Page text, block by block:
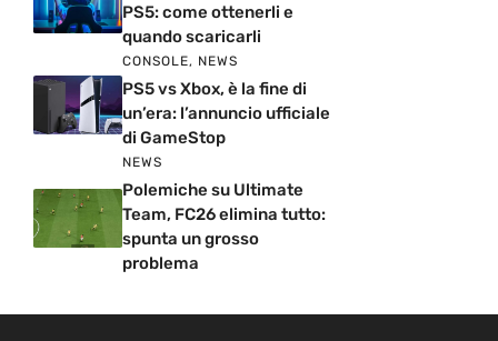
PS5: come ottenerli e
quando scaricarli
CONSOLE, NEWS
PS5 vs Xbox, è la fine di
un’era: l’annuncio ufficiale
di GameStop
NEWS
Polemiche su Ultimate
Team, FC26 elimina tutto:
spunta un grosso
problema